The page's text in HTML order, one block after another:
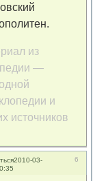
из
—
и
источников
6
2010-03-